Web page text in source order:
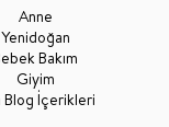
Anne
Yenidoğan
Bakım
Giyim
Blog İçerikleri